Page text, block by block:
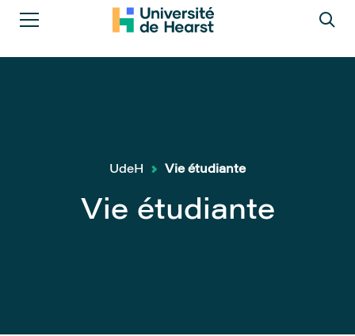
Vie étudiante
UdeH Vie étudiante